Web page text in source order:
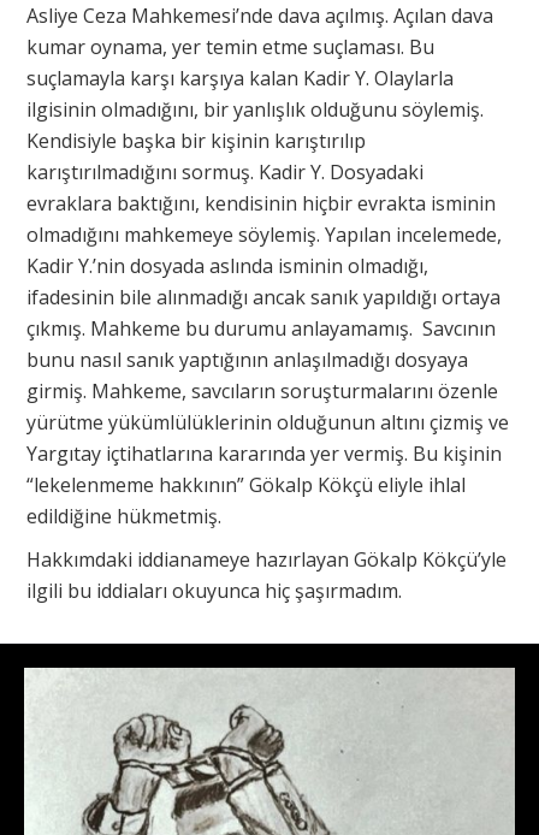
Asliye Ceza Mahkemesi’nde dava açılmış. Açılan dava
kumar oynama, yer temin etme suçlaması. Bu
suçlamayla karşı karşıya kalan Kadir Y. Olaylarla
ilgisinin olmadığını, bir yanlışlık olduğunu söylemiş.
Kendisiyle başka bir kişinin karıştırılıp
karıştırılmadığını sormuş. Kadir Y. Dosyadaki
evraklara baktığını, kendisinin hiçbir evrakta isminin
olmadığını mahkemeye söylemiş. Yapılan incelemede,
Kadir Y.’nin dosyada aslında isminin olmadığı,
ifadesinin bile alınmadığı ancak sanık yapıldığı ortaya
çıkmış. Mahkeme bu durumu anlayamamış. Savcının
bunu nasıl sanık yaptığının anlaşılmadığı dosyaya
girmiş. Mahkeme, savcıların soruşturmalarını özenle
yürütme yükümlülüklerinin olduğunun altını çizmiş ve
Yargıtay içtihatlarına kararında yer vermiş. Bu kişinin
“lekelenmeme hakkının” Gökalp Kökçü eliyle ihlal
edildiğine hükmetmiş.
Hakkımdaki iddianameye hazırlayan Gökalp Kökçü’yle
ilgili bu iddiaları okuyunca hiç şaşırmadım.